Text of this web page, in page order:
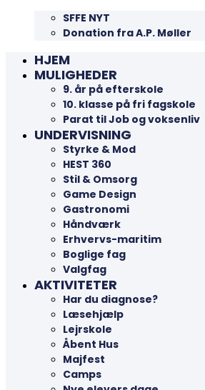
SFFE NYT
Donation fra A.P. Møller
HJEM
MULIGHEDER
9. år på efterskole
10. klasse på fri fagskole
Parat til Job og voksenliv
UNDERVISNING
Styrke & Mod
HEST 360
Stil & Omsorg
Game Design
Gastronomi
Håndværk
Erhvervs-maritim
Boglige fag
Valgfag
AKTIVITETER
Har du diagnose?
Læsehjælp
Lejrskole
Åbent Hus
Majfest
Camps